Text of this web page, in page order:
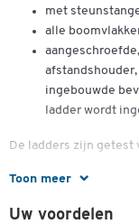
Toon meer
met
alle
ingebouwde
ladder wordt
De ladders zijn getest
Grootte/treden: 2
boomlengte: ca.
Uw voordelen